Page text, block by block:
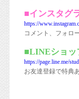
■インスタグ
https://
コメント、フォロ
■LINEショッ
https://page.line.me/
お友達登録で特典